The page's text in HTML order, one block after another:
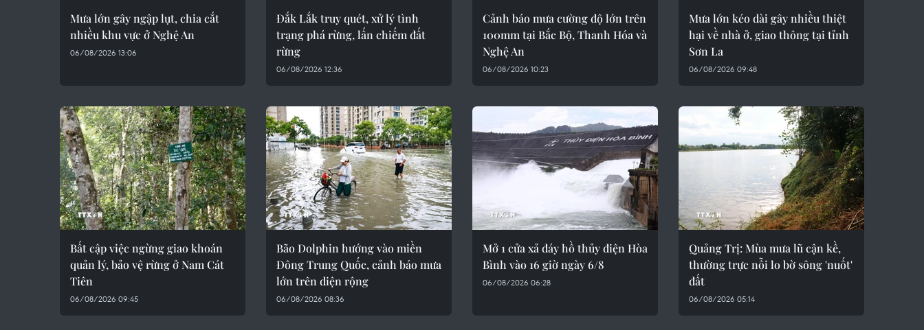
Mưa lớn gây ngập lụt, chia cắt
nhiều khu vực ở Nghệ An
06/08/2026 13:06
Đắk Lắk truy quét, xử lý tình
trạng phá rừng, lấn chiếm đất
rừng
06/08/2026 12:36
Cảnh báo mưa cường độ lớn trên
100mm tại Bắc Bộ, Thanh Hóa và
Nghệ An
06/08/2026 10:23
Mưa lớn kéo dài gây nhiều thiệt
hại về nhà ở, giao thông tại tỉnh
Sơn La
06/08/2026 09:48
Bất cập việc ngừng giao khoán
quản lý, bảo vệ rừng ở Nam Cát
Tiên
06/08/2026 09:45
Bão Dolphin hướng vào miền
Đông Trung Quốc, cảnh báo mưa
lớn trên diện rộng
06/08/2026 08:36
Mở 1 cửa xả đáy hồ thủy điện Hòa
Bình vào 16 giờ ngày 6/8
06/08/2026 06:28
Quảng Trị: Mùa mưa lũ cận kề,
thường trực nỗi lo bờ sông 'nuốt'
đất
06/08/2026 05:14